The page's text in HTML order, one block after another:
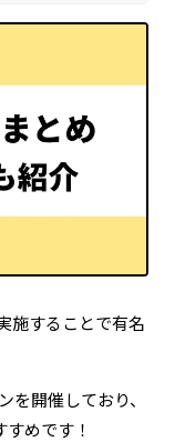
修
析
施することで有名
開催しており、
めです！